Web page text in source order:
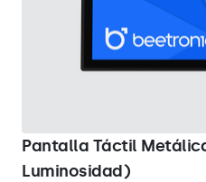
Pantalla Táctil
Luminosidad)